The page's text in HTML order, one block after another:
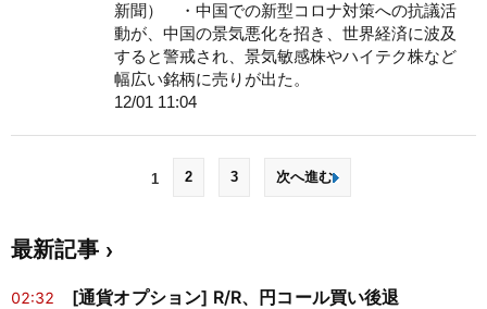
新聞） ・中国での新型コロナ対策への抗議活
動が、中国の景気悪化を招き、世界経済に波及
すると警戒され、景気敏感株やハイテク株など
幅広い銘柄に売りが出た。
12/01 11:04
1 2 3 次へ進む
最新記事
02:32 [通貨オプション] R/R、円コール買い後退